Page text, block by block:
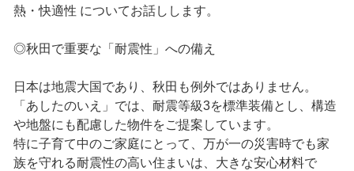
熱・快適性 についてお話しします。
◎秋田で重要な「耐震性」への備え
日本は地震大国であり、秋田も例外ではありません。
「あしたのいえ」では、耐震等級3を標準装備とし、構造
や地盤にも配慮した物件をご提案しています。
特に子育て中のご家庭にとって、万が一の災害時でも家
族を守れる耐震性の高い住まいは、大きな安心材料で